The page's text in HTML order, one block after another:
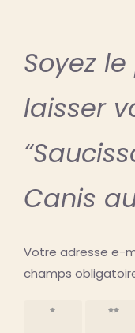
Soyez
laisser
Canis
Votre adresse e-
champs
1 étoile 2 étoiles